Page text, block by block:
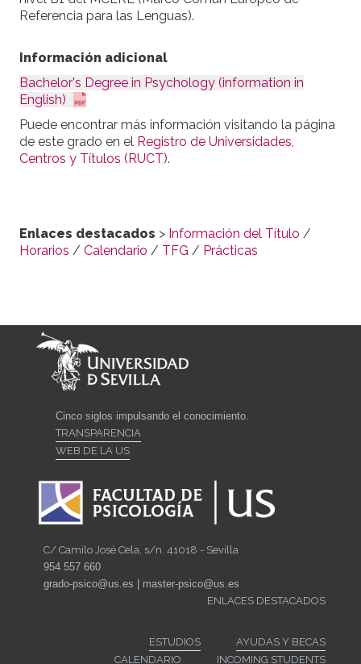
Referencia para las Lenguas).
Información adicional
Bachelor's Degree in Psychology (information in
English)
Puede encontrar más información visitando la página
de este grado en el Registro de Universidades,
Centros y Títulos (RUCT).
Enlaces destacados > Información del Título /
Horarios / Calendario / TFG / Prácticas
Cinco siglos impulsando el conocimiento.
TRANSPARENCIA
WEB DE LA US
C/ Camilo José Cela, s/n. 41018 - Sevilla
954 557 660
grado-psico@us.es | master-psico@us.es
ENLACES DESTACADOS
ESTUDIOS
AYUDAS Y BECAS
CALENDARIO
INCOMING STUDENTS